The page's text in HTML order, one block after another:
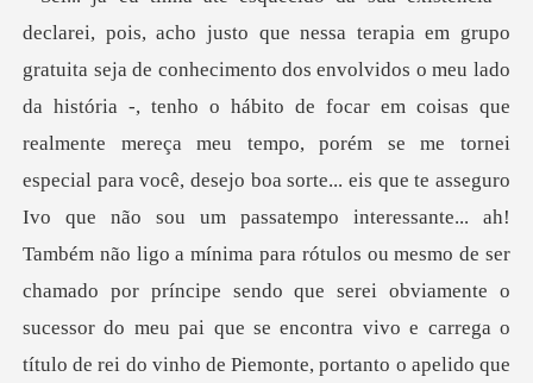
te mereça meu tempo, porém se me tornei
especial para você, desejo boa sorte... eis que te asseguro
Ivo que não sou um passatempo interessante... ah!
Também não ligo a mínima para rótulos ou mesmo de ser
chamado por príncipe